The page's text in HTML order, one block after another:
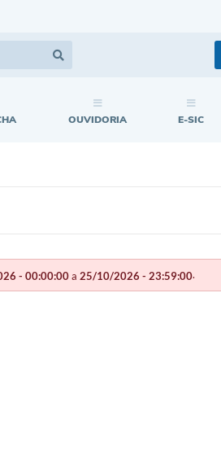
OUVIDORIA E-SIC
- 00:00:00a 25/10/2026 - 23:59:00.